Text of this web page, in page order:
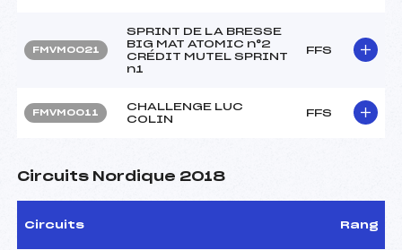
FMVM0021
SPRINT DE LA BRESSE
BIG MAT ATOMIC n°2
CRÉDIT MUTEL SPRINT
n1
FFS
FMVM0011
CHALLENGE LUC
COLIN
FFS
Circuits Nordique 2018
Circuits Rang